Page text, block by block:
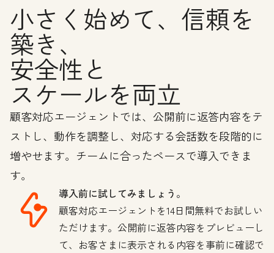
小さく始めて、信頼を
築き、
安全性と
スケールを両立
顧客対応エージェントでは、公開前に返答内容をテ
ストし、動作を調整し、対応する会話数を段階的に
増やせます。チームに合ったペースで導入できま
す。
導入前に試してみましょう。
顧客対応エージェントを14日間無料でお試しい
ただけます。公開前に返答内容をプレビューし
て、お客さまに表示される内容を事前に確認で